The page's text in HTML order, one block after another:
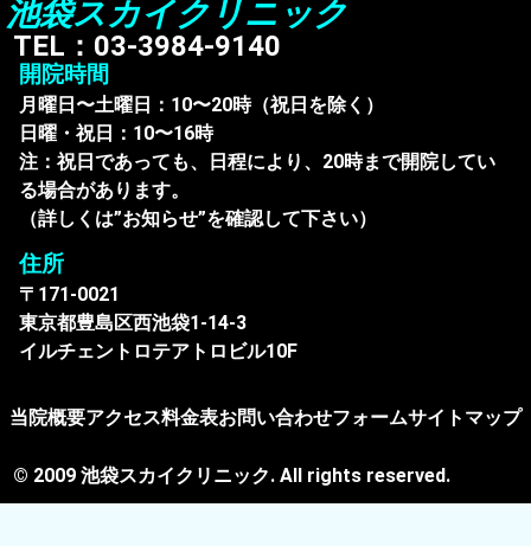
池袋スカイクリニック
TEL：03-3984-9140
開院時間
月曜日〜土曜日：10〜20時（祝日を除く）
日曜・祝日：10〜16時
注：祝日であっても、日程により、20時まで開院してい
る場合があります。
（詳しくは”お知らせ”を確認して下さい）
住所
〒171-0021
東京都豊島区西池袋1-14-3
イルチェントロテアトロビル10F
当院概要アクセス料金表お問い合わせフォームサイトマップ
© 2009 池袋スカイクリニック. All rights reserved.